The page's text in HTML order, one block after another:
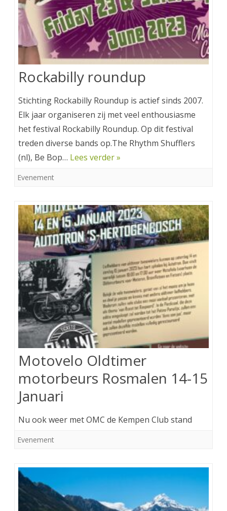
Rockabilly roundup
Stichting Rockabilly Roundup is actief sinds 2007.
Elk jaar organiseren zij met veel enthousiasme
het festival Rockabilly Roundup. Op dit festival
treden diverse bands op.The Rhythm Shufflers
(nl), Be Bop… Lees verder »
Evenement
Motovelo Oldtimer
motorbeurs Rosmalen 14-15
Januari
Nu ook weer met OMC de Kempen Club stand
Evenement